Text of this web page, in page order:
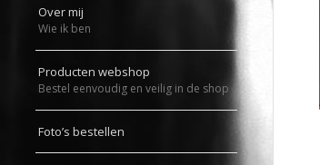
Over mij
Wie ik ben
Producten webshop
Bestel eenvoudig en veilig in de shop
Foto’s bestellen